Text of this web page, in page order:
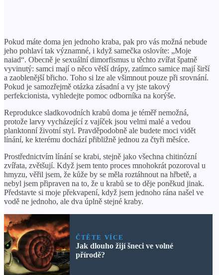
Pokud máte doma jen jednoho kraba, pak pro vás možná nebude
jeho pohlaví tak významné, i když samečka oslovíte: „Moje
naiad“. Obecně je sexuální dimorfismus u těchto zvířat špatně
vyvinutý: samci mají o něco větší drápy, zatímco samice mají širší
a zaoblenější břicho. Toho si lze ale všimnout pouze při srovnání.
Pokud je samozřejmě otázka zásadní a vy jste takový
perfekcionista, vyhledejte pomoc odborníka na korýše.
Reprodukce sladkovodních krabů doma je téměř nemožná,
protože larvy vycházející z vajíček jsou velmi malé a vedou
planktonní životní styl. Pravděpodobně ale budete moci vidět
línání, ke kterému dochází přibližně jednou za čtyři měsíce.
Prostřednictvím línání se krabi, stejně jako všechna chitinózní
zvířata, zvětšují. Když jsem tento proces mnohokrát pozoroval u
hmyzu, věřil jsem, že kůže by se měla roztáhnout na hřbetě, a
nebyl jsem připraven na to, že u krabů se to děje poněkud jinak.
Představte si moje překvapení, když jsem jednoho rána našel ve
vodě ne jednoho, ale dva úplně stejné kraby.
ČTĚTE VÍCE
Jak dlouho žijí šneci ve volné
přírodě?